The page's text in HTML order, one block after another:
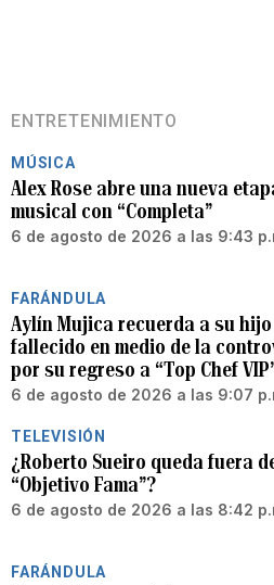
ENTRETENIMIENTO
MÚSICA
Alex Rose abre una nueva
musical con “Completa”
6 de agosto de 2026 a las 9:43
FARÁNDULA
Aylín Mujica recuerda a su hijo
fallecido en medio de la
por su regreso a “Top Chef
6 de agosto de 2026 a las 9:07
TELEVISIÓN
¿Roberto Sueiro queda fuera
“Objetivo Fama”?
6 de agosto de 2026 a las 8:42
FARÁNDULA